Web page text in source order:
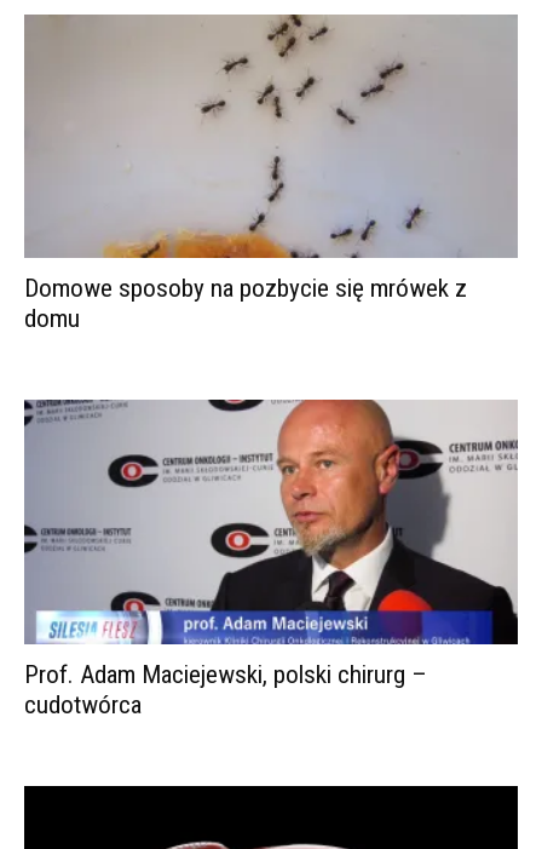
Domowe sposoby na pozbycie się mrówek z
domu
Prof. Adam Maciejewski, polski chirurg –
cudotwórca